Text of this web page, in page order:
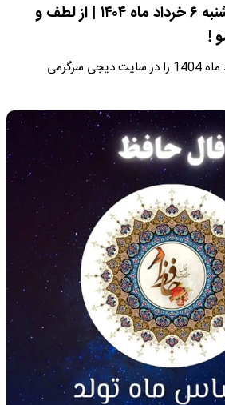
فال حافظ روزانه سه شنبه ۶ خرداد ماه ۱۴۰۴ | از لطف و
!
فال حافظ سه شنبه 6 خرداد ماه 1404 را در سایت دیجی سرگرمی